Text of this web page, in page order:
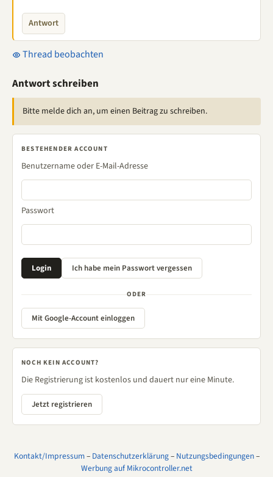
Antwort
Thread beobachten
Antwort schreiben
Bitte melde dich an, um einen Beitrag zu schreiben.
BESTEHENDER ACCOUNT
Benutzername oder E-Mail-Adresse
Passwort
ODER
Mit Google-Account einloggen
NOCH KEIN ACCOUNT?
Die Registrierung ist kostenlos und dauert nur eine Minute.
Jetzt registrieren
Kontakt/Impressum– Datenschutzerklärung– Nutzungsbedingungen–
Werbung auf Mikrocontroller.net